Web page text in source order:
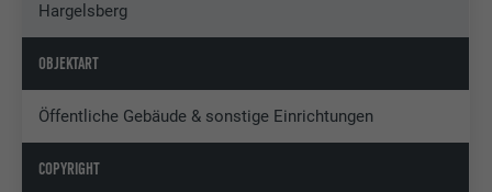
Hargelsberg
OBJEKTART
Öffentliche Gebäude & sonstige Einrichtungen
COPYRIGHT